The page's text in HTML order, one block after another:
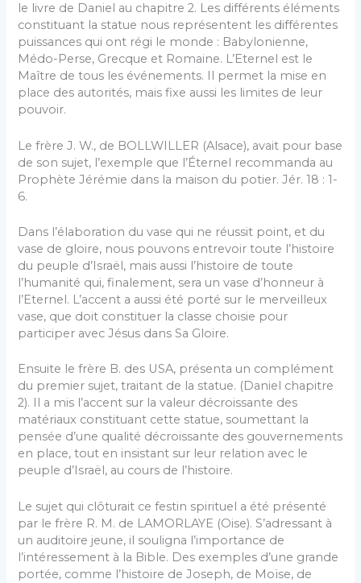
le livre de Daniel au chapitre 2. Les différents éléments
constituant la statue nous représentent les différentes
puissances qui ont régi le monde : Babylonienne,
Médo-Perse, Grecque et Romaine. L’Eternel est le
Maître de tous les événements. Il permet la mise en
place des autorités, mais fixe aussi les limites de leur
pouvoir.
Le frère J. W., de BOLLWILLER (Alsace), avait pour base
de son sujet, l’exemple que l’Éternel recommanda au
Prophète Jérémie dans la maison du potier. Jér. 18 : 1-
6.
Dans l’élaboration du vase qui ne réussit point, et du
vase de gloire, nous pouvons entrevoir toute l’histoire
du peuple d’Israël, mais aussi l’histoire de toute
l’humanité qui, finalement, sera un vase d’honneur à
l’Eternel. L’accent a aussi été porté sur le merveilleux
vase, que doit constituer la classe choisie pour
participer avec Jésus dans Sa Gloire.
Ensuite le frère B. des USA, présenta un complément
du premier sujet, traitant de la statue. (Daniel chapitre
2). Il a mis l’accent sur la valeur décroissante des
matériaux constituant cette statue, soumettant la
pensée d’une qualité décroissante des gouvernements
en place, tout en insistant sur leur relation avec le
peuple d’Israël, au cours de l’histoire.
Le sujet qui clôturait ce festin spirituel a été présenté
par le frère R. M. de LAMORLAYE (Oise). S’adressant à
un auditoire jeune, il souligna l’importance de
l’intéressement à la Bible. Des exemples d’une grande
portée, comme l’histoire de Joseph, de Moïse, de